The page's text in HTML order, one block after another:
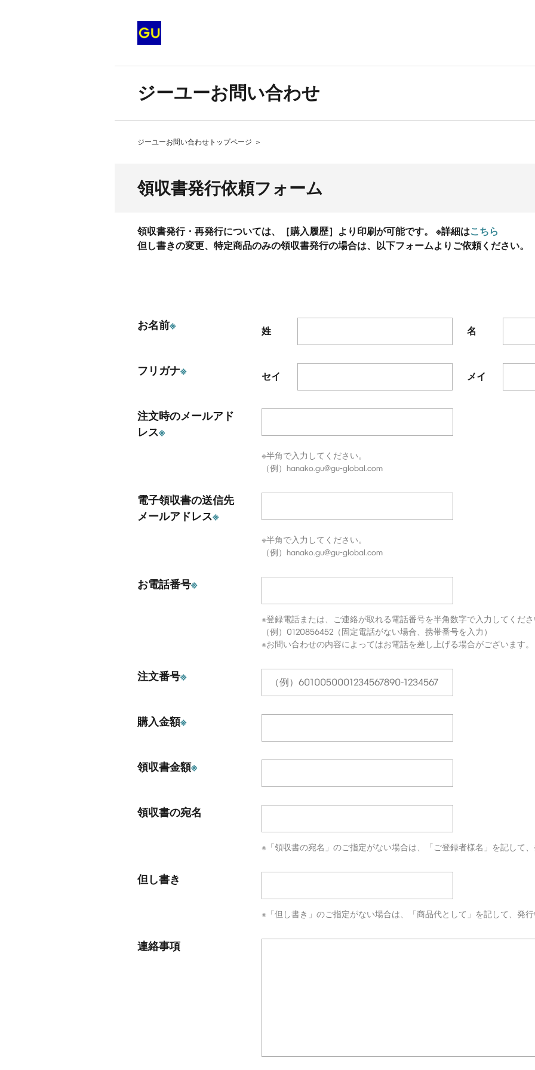
ジーユーお問い合わせ
ジーユーお問い合わせトップページ ＞
領収書発行依頼フォーム
領収書発行・再発行については、［購入履歴］より印刷が可能です。 ※詳細はこちら
但し書きの変更、特定商品のみの領収書発行の場合は、以下フォームよりご依頼ください。
お名前※ 姓 名
フリガナ※ セイ メイ
注文時のメールアド
レス※
※半角で入力してください。
（例）hanako.gu@gu-global.com
電子領収書の送信先
メールアドレス※
※半角で入力してください。
（例）hanako.gu@gu-global.com
お電話番号※
※登録電話または、ご連絡が取れる電話番号を半角数字で入力してくだ
（例）0120856452（固定電話がない場合、携帯番号を入力）
※お問い合わせの内容によってはお電話を差し上げる場合がございます。
注文番号※
購入金額※
領収書金額※
領収書の宛名
※「領収書の宛名」のご指定がない場合は、「ご登録者様名」を記して
但し書き
※「但し書き」のご指定がない場合は、「商品代として」を記して、発
連絡事項